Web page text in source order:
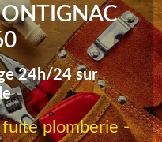
24h/24 sur
plomberie -